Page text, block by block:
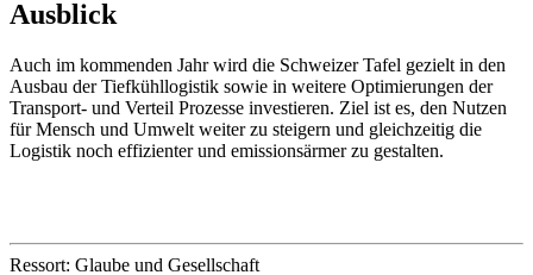
Ausblick
Auch im kommenden Jahr wird die Schweizer Tafel gezielt in den
Ausbau der Tiefkühllogistik sowie in weitere Optimierungen der
Transport- und Verteil Prozesse investieren. Ziel ist es, den Nutzen
für Mensch und Umwelt weiter zu steigern und gleichzeitig die
Logistik noch effizienter und emissionsärmer zu gestalten.
Ressort: Glaube und Gesellschaft